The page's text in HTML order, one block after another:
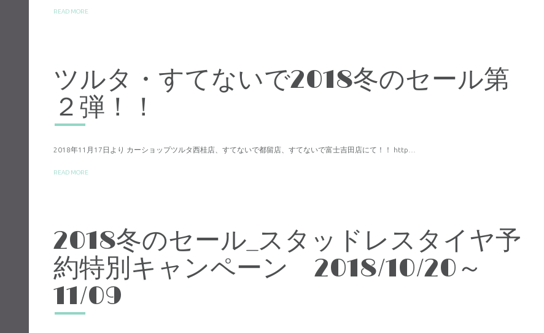
READ MORE
ツルタ・すてないで2018冬のセール第
２弾！！
2018年11月17日より カーショップツルタ西桂店、すてないで都留店、すてないで富士吉田店にて！！ http…
READ MORE
2018冬のセール_スタッドレスタイヤ予
約特別キャンペーン 2018/10/20～
11/09